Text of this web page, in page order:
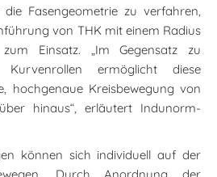
Fasengeometrie zu verfahren,
von THK mit einem Radius
Einsatz. „Im Gegensatz zu
Kurvenrollen ermöglicht diese
hochgenaue Kreisbewegung von
hinaus“, erläutert Indunorm-
können sich individuell auf der
Durch Anordnung der